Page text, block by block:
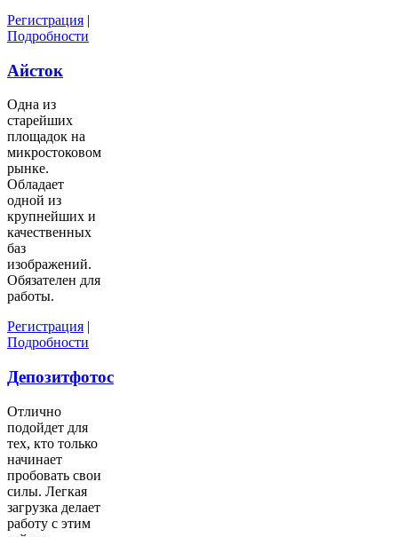
Регистрация |
Подробности
Айсток
Одна из
старейших
площадок на
микростоковом
рынке.
Обладает
одной из
крупнейших и
качественных
баз
изображений.
Обязателен для
работы.
Регистрация |
Подробности
Депозитфотос
Отлично
подойдет для
тех, кто только
начинает
пробовать свои
силы. Легкая
загрузка делает
работу с этим